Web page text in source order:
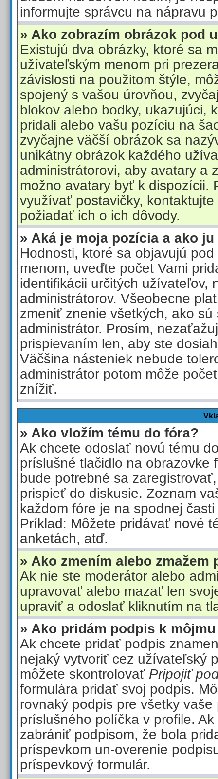
informujte správcu na nápravu
» Ako zobrazím obrázok pod
Existujú dva obrázky, ktoré sa
užívateľským menom pri
závislosti na použitom štýle,
spojený s vašou úrovňou,
blokov alebo bodky, ukazujúci,
pridali alebo vašu pozíciu na
zvyčajne väčší obrázok sa
unikátny obrázok každého
administrátorovi, aby avatary a
možno avatary byť k dispozícii.
využívať postavičky,
požiadať ich o ich dôvody.
» Aká je moja pozícia a ako
Hodnosti, ktoré sa objavujú
menom, uveďte počet Vami
identifikácii určitých užívateľov,
administrátorov. Všeobecne
zmeniť znenie všetkých, ako sú
administrátor. Prosím,
prispievaním len, aby ste
Väčšina násteniek nebude
administrátor potom môže
znížiť.
» Ako vložím tému do fóra?
Ak chcete odoslať novú tému
príslušné tlačidlo na obrazovke
bude potrebné sa
prispieť do diskusie. Zoznam
každom fóre je na spodnej
Príklad: Môžete pridávať nové
anketách, atď.
» Ako zmením alebo zmažem
Ak nie ste moderátor alebo
upravovať alebo mazať len
upraviť a odoslať kliknutím na
» Ako pridám podpis k
Ak chcete pridať podpis
nejaký vytvoriť cez užívateľský
môžete skontrolovať Pripojiť
formulára pridať svoj podpis.
rovnaký podpis pre všetky
príslušného políčka v profile.
zabrániť podpisom, že bola
príspevkom un-overenie
príspevkový formulár.